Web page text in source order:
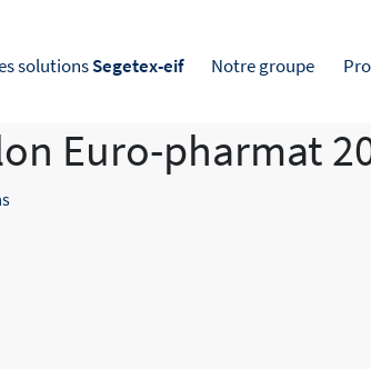
solutionsSegetex-eif Notre groupe
Euro-pharmat